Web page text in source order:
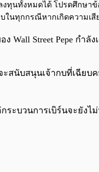
ทุนทั้งหมดได้ โปรดศึกษ
นทุกกรณีหากเกิดความเสี
Wall Street Pepe กำลั
นับสนุนเจ้ากบที่เฉียบ
ระบวนการเบิร์นจะยัง